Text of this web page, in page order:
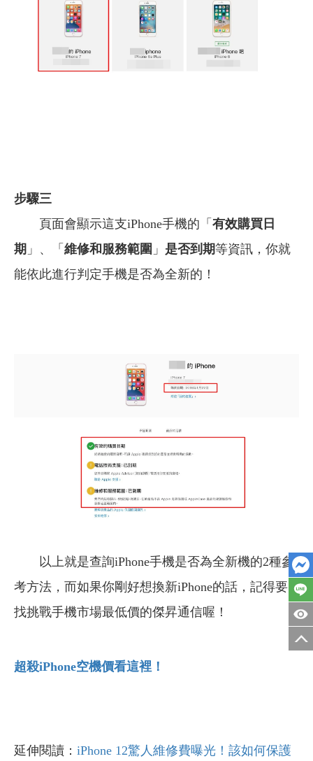
步驟三
頁面會顯示這支iPhone手機的「 有效購買日
期 」、「 維修和服務範圍 」 是否到期等資訊，你就
能依此進行判定手機是否為全新的！
以上就是查詢iPhone手機是否為全新機的2種參
考方法，而如果你剛好想換新iPhone的話，記得要
找挑戰手機市場最低價的傑昇通信喔！
超殺iPhone空機價看這裡！
延伸閱讀： iPhone 12驚人維修費曝光！該如何保護